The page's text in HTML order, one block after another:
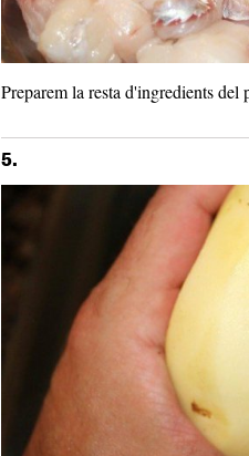
Preparem la resta d'ingredients del
5.